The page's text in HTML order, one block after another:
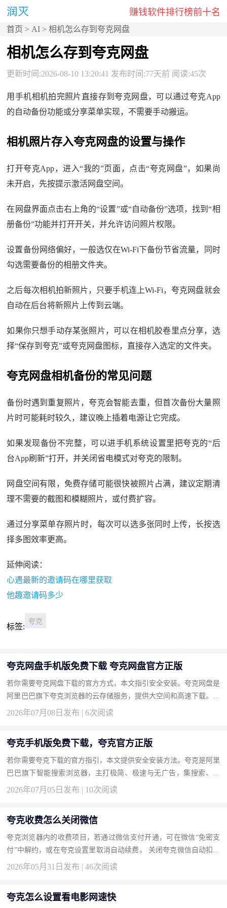
赚钱软件排行榜前十名
首页 > AI > 相机怎么存到夸克网盘
相机怎么存到夸克网盘
更新时间:2026-08-10 13:20:41 发布时间:77天前 阅读:45次
用手机相机拍完照片直接存到夸克网盘，可以通过夸克App
的自动备份功能或分享菜单实现，不需要手动搬运。
相机照片存入夸克网盘的设置与操作
打开夸克App，进入“我的”页面，点击“夸克网盘”，如果尚
未开启，先按提示激活网盘空间。
在网盘界面点击右上角的“设置”或“自动备份”选项，找到“相
册备份”功能并打开开关，并允许访问照片权限。
设置备份网络偏好，一般选仅在Wi-Fi下备份节省流量，同时
勾选需要备份的相册文件夹。
之后每次相机拍新照片，只要手机连上Wi-Fi，夸克网盘就会
自动在后台将新照片上传到云端。
如果你只想手动存某张照片，可以在相机胶卷里点分享，选
择“保存到夸克”或夸克网盘图标，直接存入选定的文件夹。
夸克网盘相机备份的常见问题
备份时遇到重复照片，夸克会智能去重，但首次备份大量照
片时可能耗时较久，建议晚上插着电源让它完成。
如果发现备份不完整，可以进手机系统设置里把夸克的“后
台App刷新”打开，并关闭省电模式对夸克的限制。
网盘空间有限，免费存储可能很快被照片占满，建议定期清
理不需要的截图和模糊照片，或付费扩容。
通过分享菜单存照片时，每次可以选多张同时上传，长按选
择多图效率更高。
延伸阅读：
心遇最新的邀请码在哪里获取
他趣邀请码多少
标签:
夸克
夸克网盘手机版免费下载 夸克网盘官方正版
若你需要夸克网盘下载的官方方式，本文指引安全安装。夸克网盘是
阿里巴巴旗下夸克浏览器的云存储服务，提供大空间和高速下载。按
此获取正版。 下载地址：夸克网盘官方下载 为什么选择夸克网盘...
2026年07月08日发布 | 6次阅读
夸克手机版免费下载，夸克官方正版
若你需要夸克下载的官方指引，本文提供安全安装方法。夸克是阿里
巴巴旗下智能搜索浏览器，主打极简、极速与无广告，集搜索、网
盘、扫描于一体。按此获取正版，享受清爽浏览。 下载地址：夸克
2026年07月05日发布 | 10次阅读
夸克收费怎么关闭微信
夸克浏览器内的收费项目，若通过微信支付开通，可在微信“免密支
付”中解约，或在夸克设置里取消自动续费。 关闭夸克微信自动扣费
的方法 打开微信“我-服务-钱包-支付设置-免密支付”，找到夸克相...
2026年05月31日发布 | 46次阅读
夸克怎么设置看电影网速快